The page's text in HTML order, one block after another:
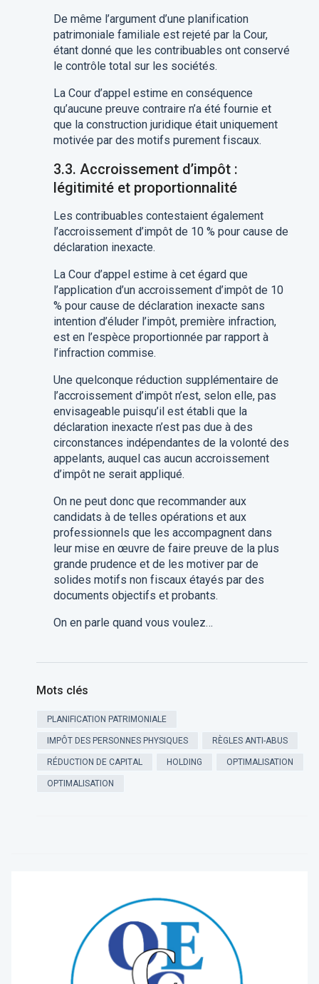
De même l’argument d’une planification
patrimoniale familiale est rejeté par la Cour,
étant donné que les contribuables ont conservé
le contrôle total sur les sociétés.
La Cour d’appel estime en conséquence
qu’aucune preuve contraire n’a été fournie et
que la construction juridique était uniquement
motivée par des motifs purement fiscaux.
3.3. Accroissement d’impôt :
légitimité et proportionnalité
Les contribuables contestaient également
l’accroissement d’impôt de 10 % pour cause de
déclaration inexacte.
La Cour d’appel estime à cet égard que
l’application d’un accroissement d’impôt de 10
% pour cause de déclaration inexacte sans
intention d’éluder l’impôt, première infraction,
est en l’espèce proportionnée par rapport à
l’infraction commise.
Une quelconque réduction supplémentaire de
l’accroissement d’impôt n’est, selon elle, pas
envisageable puisqu’il est établi que la
déclaration inexacte n’est pas due à des
circonstances indépendantes de la volonté des
appelants, auquel cas aucun accroissement
d’impôt ne serait appliqué.
On ne peut donc que recommander aux
candidats à de telles opérations et aux
professionnels que les accompagnent dans
leur mise en œuvre de faire preuve de la plus
grande prudence et de les motiver par de
solides motifs non fiscaux étayés par des
documents objectifs et probants.
On en parle quand vous voulez…
Mots clés
PLANIFICATION PATRIMONIALE
IMPÔT DES PERSONNES PHYSIQUES RÈGLES ANTI-ABUS
RÉDUCTION DE CAPITAL HOLDING OPTIMALISATION
OPTIMALISATION